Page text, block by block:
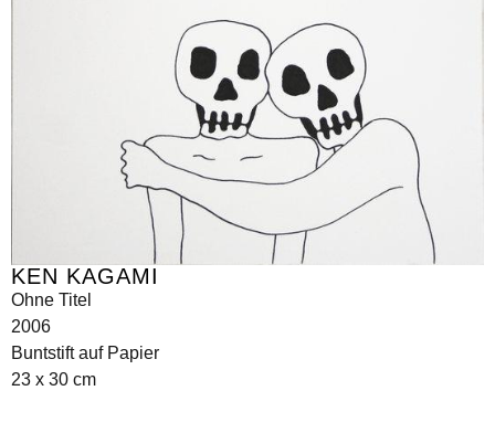
KEN KAGAMI
Ohne Titel
2006
Buntstift auf Papier
23 x 30 cm